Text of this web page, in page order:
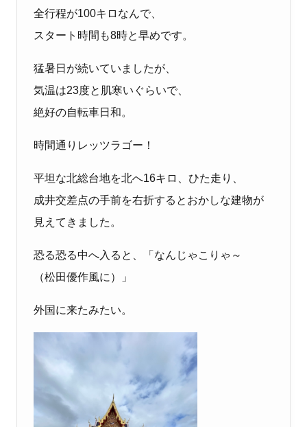
全行程が100キロなんで、
スタート時間も8時と早めです。
猛暑日が続いていましたが、
気温は23度と肌寒いぐらいで、
絶好の自転車日和。
時間通りレッツラゴー！
平坦な北総台地を北へ16キロ、ひた走り、
成井交差点の手前を右折するとおかしな建物が
見えてきました。
恐る恐る中へ入ると、「なんじゃこりゃ～
（松田優作風に）」
外国に来たみたい。